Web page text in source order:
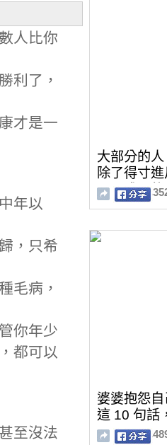
人比你
利了，
才是一
年以
，只希
毛病，
你年少
都可以
至沒法
大部分的
除了得寸
心靈成長
婆婆抱怨
這 10 句話